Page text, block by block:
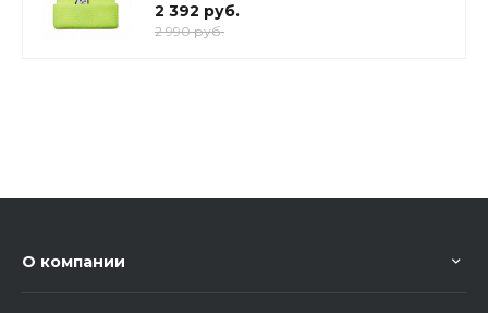
2 392 руб.
2 990 руб.
О компании